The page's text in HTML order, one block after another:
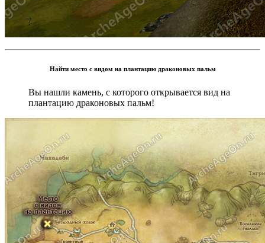
Найти место с видом на плантацию драконовых пальм
Вы нашли камень, с которого открывается вид на
плантацию драконовых пальм!